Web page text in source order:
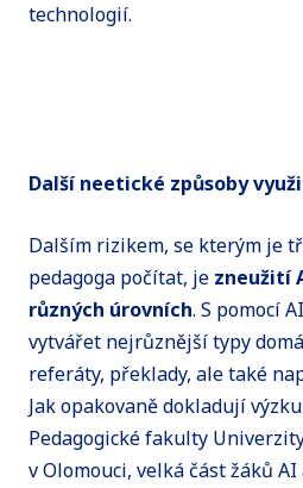
technologií.
Další neetické způsoby
Dalším rizikem, se kterým je
pedagoga počítat, je zneužití
různých úrovních. S pomocí
vytvářet nejrůznější typy
referáty, překlady, ale také
Jak opakovaně dokladují
Pedagogické fakulty
v Olomouci, velká část žáků